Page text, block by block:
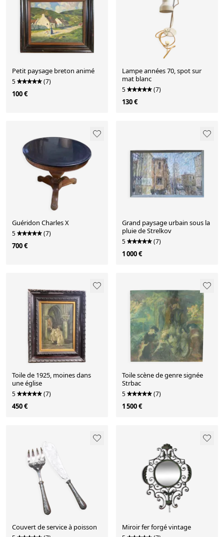
Petit paysage breton animé
5 (7)
100 €
Lampe années 70, spot sur
mat blanc
5 (7)
130 €
Guéridon Charles X
5 (7)
700 €
Grand paysage urbain sous la
pluie de Strelkov
5 (7)
1 000 €
Toile de 1925, moines dans
une église
5 (7)
450 €
Toile scène de genre signée
Strbac
5 (7)
1 500 €
Couvert de service à poisson Miroir fer forgé vintage